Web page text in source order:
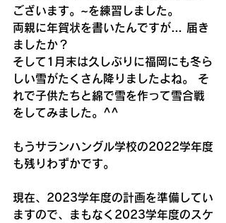
ございます。~を練習しました。
両親に年賀状を書いたんですが… 届き
ましたか？
そして1月末は久しぶりに福岡にも冬ら
しい雪がたくさん降りましたよね。 そ
れで子供たちと綿で雪を作って雪合戦
をしてみました。^^
もうサランハングル学校の2022学年度
も残りわずかです。
現在、2023学年度の計画を準備してい
ますので、まもなく2023学年度のスケ